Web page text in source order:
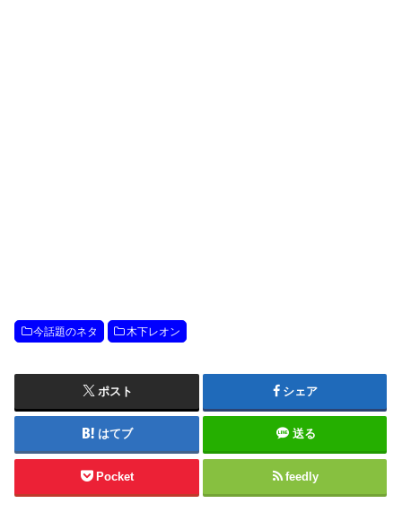
今話題のネタ 木下レオン
ポスト シェア
はてブ 送る
Pocket feedly